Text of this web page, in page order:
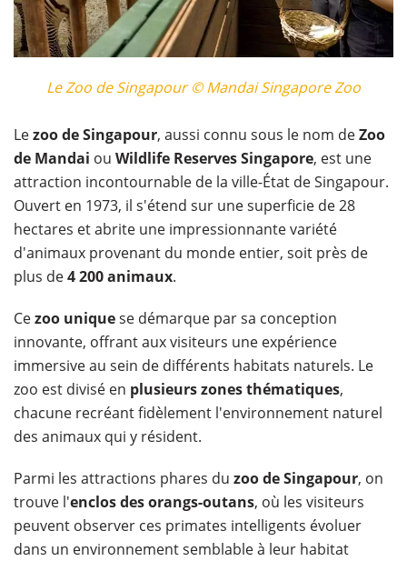
Le Zoo de Singapour © Mandai Singapore Zoo
Lezoo de Singapour, aussi connu sous le nom deZoo
de Mandai ou Wildlife Reserves Singapore, est une
attraction incontournable de la ville-État de Singapour.
Ouvert en 1973, il s'étend sur une superficie de 28
hectares et abrite une impressionnante variété
d'animaux provenant du monde entier, soit près de
plus de4 200 animaux.
Cezoo uniquese démarque par sa conception
innovante, offrant aux visiteurs une expérience
immersive au sein de différents habitats naturels. Le
zoo est divisé en plusieurs zones thématiques,
chacune recréant fidèlement l'environnement naturel
des animaux qui y résident.
Parmi les attractions phares du zoo de Singapour, on
trouve l'enclos des orangs-outans, où les visiteurs
peuvent observer ces primates intelligents évoluer
dans un environnement semblable à leur habitat